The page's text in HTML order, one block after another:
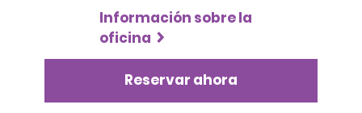
Información sobre la
oficina
Reservar ahora